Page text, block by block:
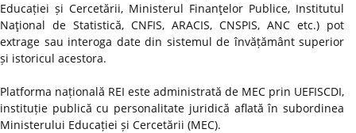
Educației și Cercetării, Ministerul Finanţelor Publice, Institutul
Naţional de Statistică, CNFIS, ARACIS, CNSPIS, ANC etc.) pot
extrage sau interoga date din sistemul de învățământ superior
și istoricul acestora.
Platforma națională REI este administrată de MEC prin UEFISCDI,
instituție publică cu personalitate juridică aflată în subordinea
Ministerului Educației și Cercetării (MEC).